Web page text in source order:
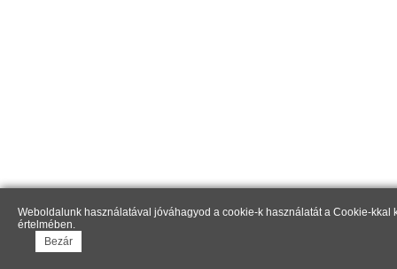
Weboldalunk használatával jóváhagyod a cookie-k használatát a Cookie-kkal
értelmében.
Bezár